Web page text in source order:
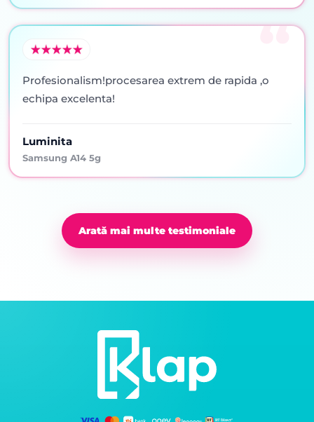
Profesionalism!procesarea extrem de rapida ,o
echipa excelenta!
Luminita
Samsung A14 5g
Arată mai multe testimoniale